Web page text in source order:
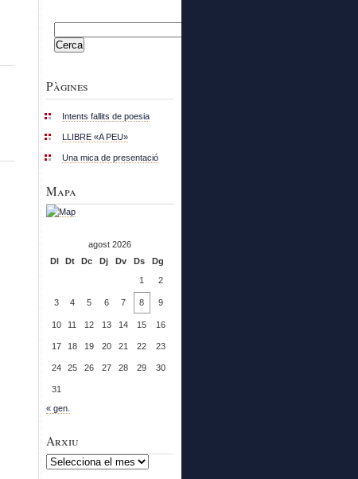
Pàgines
Intents fallits de poesia
LLIBRE «A PEU»
Una mica de presentació
Mapa
agost 2026
Dl
Dt Dc Dj Dv Ds
Dg
1
2
3 4 5 6 7 8 9
10 11 12 13 14 15 16
17 18 19 20 21 22 23
24 25 26 27 28 29 30
31
« gen.
Arxiu
Arxiu